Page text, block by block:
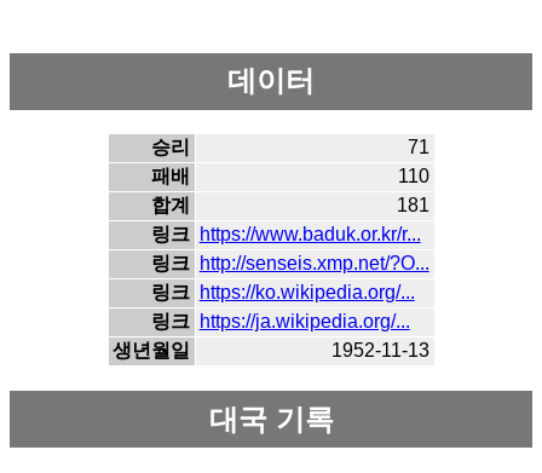
데이터
승리
71
패배
110
합계
181
링크 https://www.baduk.or.kr/r...
링크 http://senseis.xmp.net/?O...
링크 https://ko.wikipedia.org/...
링크 https://ja.wikipedia.org/...
생년월일
1952-11-13
대국 기록